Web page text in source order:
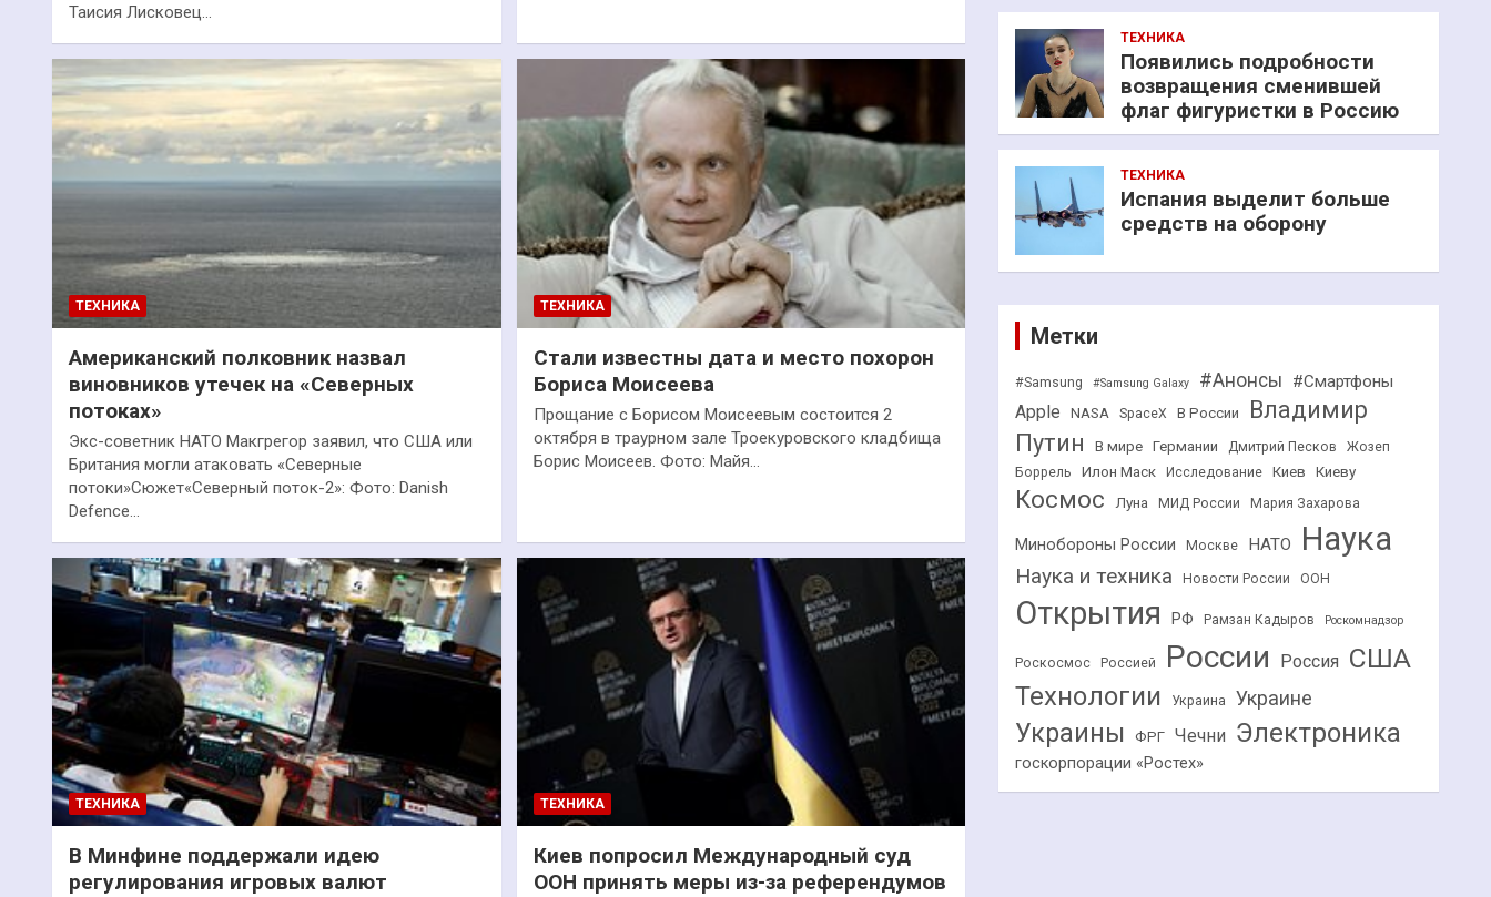
Таисия Лисковец…
ТЕХНИКА
Американский полковник назвал
виновников утечек на «Северных
потоках»
Экс-советник НАТО Макгрегор заявил, что США или
Британия могли атаковать «Северные
потоки»Сюжет«Северный поток-2»: Фото: Danish
Defence…
ТЕХНИКА
Стали известны дата и место похорон
Бориса Моисеева
Прощание с Борисом Моисеевым состоится 2
октября в траурном зале Троекуровского кладбища
Борис Моисеев. Фото: Майя…
ТЕХНИКА
В Минфине поддержали идею
регулирования игровых валют
ТЕХНИКА
Киев попросил Международный суд
ООН принять меры из-за референдумов
ТЕХНИКА
Появились подробности
возвращения сменившей
флаг фигуристки в Россию
ТЕХНИКА
Испания выделит больше
средств на оборону
Метки
#Samsung #Samsung Galaxy #Анонсы #Смартфоны
Apple NASA SpaceX В России
Владимир
Путин
В мире Германии Дмитрий Песков
Жозеп
Боррель
Илон Маск Исследование Киев Киеву
Космос Луна МИД России Мария Захарова
Минобороны России Москве НАТО Наука
Наука и техника Новости России ООН
Открытия РФ Рамзан Кадыров Роскомнадзор
Роскосмос Россией России Россия США
Технологии Украина Украине
Украины ФРГ Чечни Электроника
госкорпорации «Ростех»